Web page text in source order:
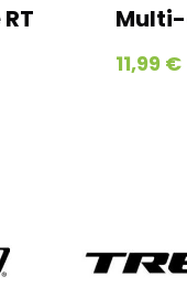
Multi-
11,99 € 14,99 €